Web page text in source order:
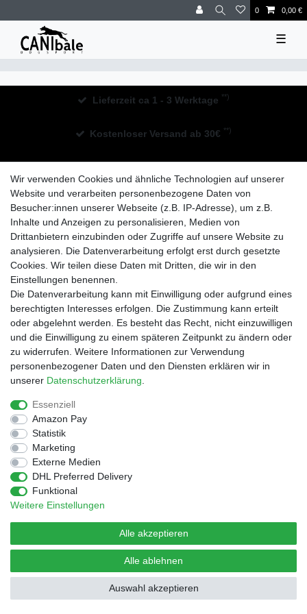
0 0,00 €
☰
Lieferzeit ca 1 - 3 Werktage **)
Kostenloser Versand ab 30€ **)
ZULETZT ANGESEHEN
Ruffwear TRAIL RUNNER™ Bowl | 20771-410
UVP 21,99 € 19,99 € *
In den Warenkorb
*inkl. ges. MwSt.zzgl.Versandkosten
Widerrufs­recht
© Copyright 2026 | Alle Rechte vorbehalten.
Wir verwenden Cookies und ähnliche Technologien auf unserer
Website und verarbeiten personenbezogene Daten von
Besucher:innen unserer Webseite (z.B. IP-Adresse), um z.B.
Inhalte und Anzeigen zu personalisieren, Medien von
Drittanbietern einzubinden oder Zugriffe auf unsere Website zu
analysieren. Die Datenverarbeitung erfolgt erst durch gesetzte
Cookies. Wir teilen diese Daten mit Dritten, die wir in den
Einstellungen benennen.
Die Datenverarbeitung kann mit Einwilligung oder aufgrund eines
berechtigten Interesses erfolgen. Die Zustimmung kann erteilt
oder abgelehnt werden. Es besteht das Recht, nicht einzuwilligen
und die Einwilligung zu einem späteren Zeitpunkt zu ändern oder
zu widerrufen. Weitere Informationen zur Verwendung
personenbezogener Daten und den Diensten erklären wir in
unserer Daten­schutz­erklärung
Essenziell
Amazon Pay
Statistik
Marketing
Externe Medien
DHL Preferred Delivery
Funktional
Weitere Einstellungen
Alle akzeptieren
Alle ablehnen
Auswahl akzeptieren